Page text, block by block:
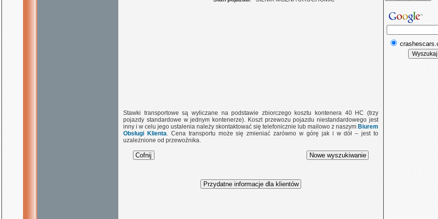
Stawki transportowe są wyliczane na podstawie zbiorczego kosztu kontenera 40 HC (trzy
pojazdy standardowe w jednym kontenerze). Koszt przewozu pojazdu niestandardowego jest
inny i w celu jego ustalenia należy skontaktować się telefonicznie lub mailowo z naszym Biurem
Obsługi Klienta. Cena transportu może się zmieniać zarówno w górę jak i w dół – jest to
uzależnione od przewoźnika.